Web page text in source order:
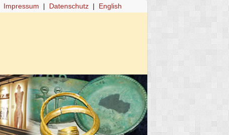
Impressum | Datenschutz | English